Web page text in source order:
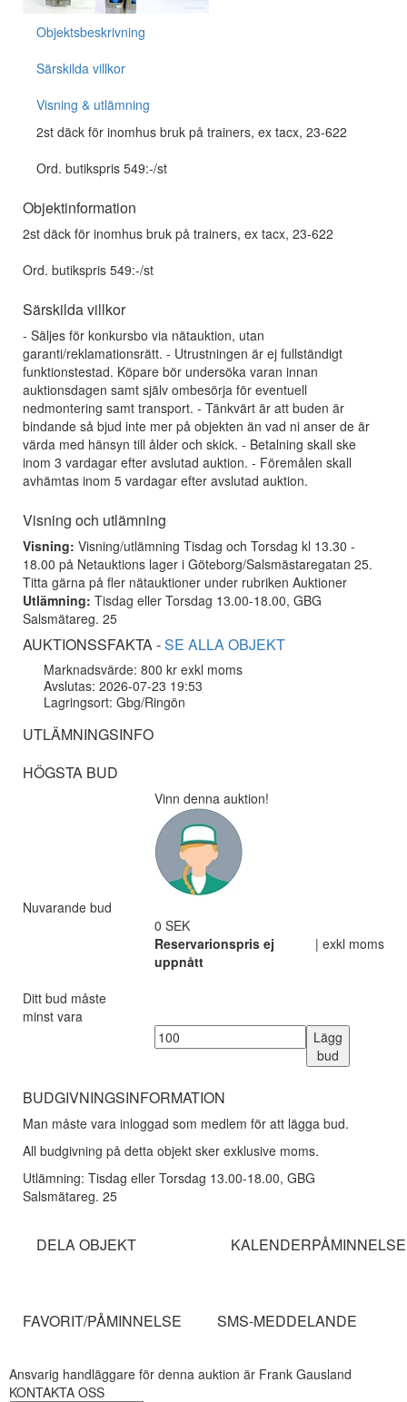
Objektsbeskrivning
Särskilda villkor
Visning & utlämning
2st däck för inomhus bruk på trainers, ex tacx, 23-622
Ord. butikspris 549:-/st
Objektinformation
2st däck för inomhus bruk på trainers, ex tacx, 23-622
Ord. butikspris 549:-/st
Särskilda villkor
- Säljes för konkursbo via nätauktion, utan
garanti/reklamationsrätt. - Utrustningen är ej fullständigt
funktionstestad. Köpare bör undersöka varan innan
auktionsdagen samt själv ombesörja för eventuell
nedmontering samt transport. - Tänkvärt är att buden är
bindande så bjud inte mer på objekten än vad ni anser de är
värda med hänsyn till ålder och skick. - Betalning skall ske
inom 3 vardagar efter avslutad auktion. - Föremålen skall
avhämtas inom 5 vardagar efter avslutad auktion.
Visning och utlämning
Visning: Visning/utlämning Tisdag och Torsdag kl 13.30 -
18.00 på Netauktions lager i Göteborg/Salsmästaregatan 25.
Titta gärna på fler nätauktioner under rubriken Auktioner
Utlämning: Tisdag eller Torsdag 13.00-18.00, GBG
Salsmätareg. 25
AUKTIONSSFAKTA -SE ALLA OBJEKT
Marknadsvärde: 800 kr exkl moms
Avslutas: 2026-07-23 19:53
Lagringsort: Gbg/Ringön
UTLÄMNINGSINFO
HÖGSTA BUD
Vinn denna auktion!
Nuvarande bud
0 SEK
| exkl moms
Reservarionspris ej
uppnått
Ditt bud måste
minst vara
Lägg
bud
BUDGIVNINGSINFORMATION
Man måste vara inloggad som medlem för att lägga bud.
All budgivning på detta objekt sker exklusive moms.
Utlämning: Tisdag eller Torsdag 13.00-18.00, GBG
Salsmätareg. 25
DELA OBJEKT KALENDERPÅMINNELSE
FAVORIT/PÅMINNELSE SMS-MEDDELANDE
Ansvarig handläggare för denna auktion är Frank Gausland
KONTAKTA OSS